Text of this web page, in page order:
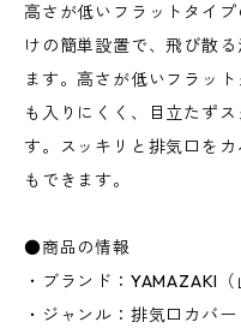
高さが低いフラットタイ
けの簡単設置で、飛び散
ます。高さが低いフラッ
も入りにくく、目立たず
す。スッキリと排気口を
もできます。
●商品の情報
・ブランド：YAMAZAKI
・ジャンル：排気口カバー